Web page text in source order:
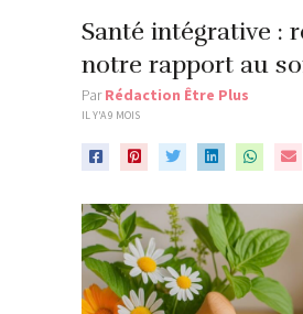
Santé intégrative :
notre rapport au
ParRédaction Être Plus
IL Y'A 9 MOIS